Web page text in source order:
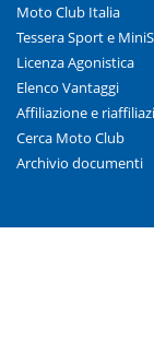
Moto Club Italia
Tessera Sport e
Licenza Agonistica
Elenco Vantaggi
Affiliazione e
Cerca Moto Club
Archivio documenti